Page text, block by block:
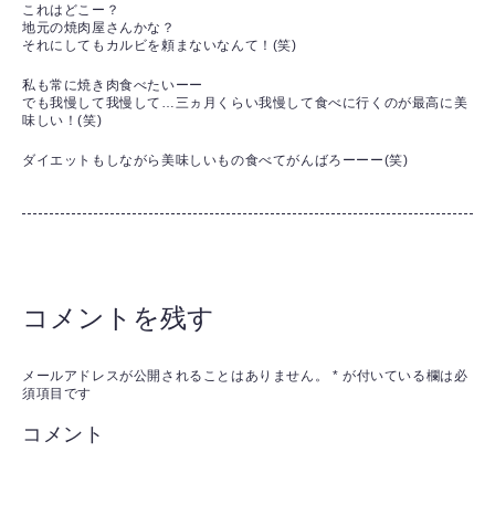
これはどこー？
地元の焼肉屋さんかな？
それにしてもカルビを頼まないなんて！(笑)
私も常に焼き肉食べたいーー
でも我慢して我慢して…三ヵ月くらい我慢して食べに行くのが最高に美
味しい！(笑)
ダイエットもしながら美味しいもの食べてがんばろーーー(笑)
コメントを残す
メールアドレスが公開されることはありません。 * が付いている欄は必
須項目です
コメント